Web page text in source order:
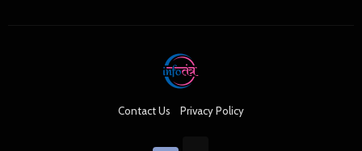
Contact Us Privacy Policy